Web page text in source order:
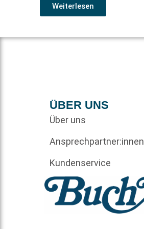
Weiterlesen
ÜBER UNS
Über uns
Ansprechpartner:innen
Kundenservice